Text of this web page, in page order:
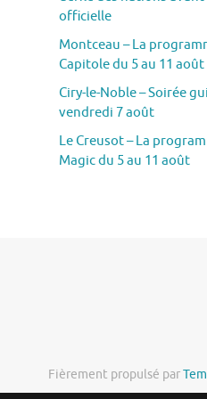
officielle
Montceau – La
Capitole du 5 au 11 août
Ciry-le-Noble – Soirée
vendredi 7 août
Le Creusot – La
Magic du 5 au 11 août
Fièrement propulsé par